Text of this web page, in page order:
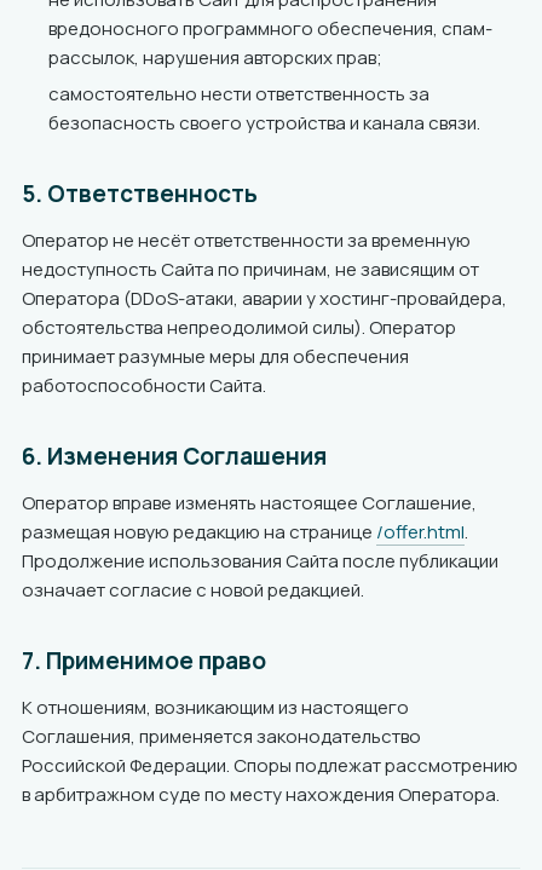
вредоносного программного обеспечения, спам-
рассылок, нарушения авторских прав;
самостоятельно нести ответственность за
безопасность своего устройства и канала связи.
5. Ответственность
Оператор не несёт ответственности за временную
недоступность Сайта по причинам, не зависящим от
Оператора (DDoS-атаки, аварии у хостинг-провайдера,
обстоятельства непреодолимой силы). Оператор
принимает разумные меры для обеспечения
работоспособности Сайта.
6. Изменения Соглашения
Оператор вправе изменять настоящее Соглашение,
размещая новую редакцию на странице /offer.html.
Продолжение использования Сайта после публикации
означает согласие с новой редакцией.
7. Применимое право
К отношениям, возникающим из настоящего
Соглашения, применяется законодательство
Российской Федерации. Споры подлежат рассмотрению
в арбитражном суде по месту нахождения Оператора.